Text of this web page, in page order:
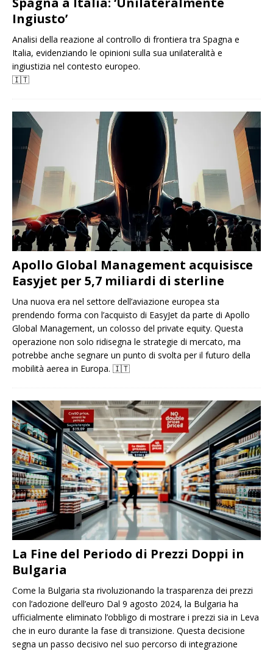
Ingiusto’
Analisi della reazione al controllo di frontiera tra Spagna e
Italia, evidenziando le opinioni sulla sua unilateralità e
ingiustizia nel contesto europeo.
🇮🇹
Apollo Global Management acquisisce
Easyjet per 5,7 miliardi di sterline
Una nuova era nel settore dell’aviazione europea sta
prendendo forma con l’acquisto di EasyJet da parte di Apollo
Global Management, un colosso del private equity. Questa
operazione non solo ridisegna le strategie di mercato, ma
potrebbe anche segnare un punto di svolta per il futuro della
mobilità aerea in Europa. 🇮🇹
La Fine del Periodo di Prezzi Doppi in
Bulgaria
Come la Bulgaria sta rivoluzionando la trasparenza dei prezzi
con l’adozione dell’euro Dal 9 agosto 2024, la Bulgaria ha
ufficialmente eliminato l’obbligo di mostrare i prezzi sia in Leva
che in euro durante la fase di transizione. Questa decisione
segna un passo decisivo nel suo percorso di integrazione